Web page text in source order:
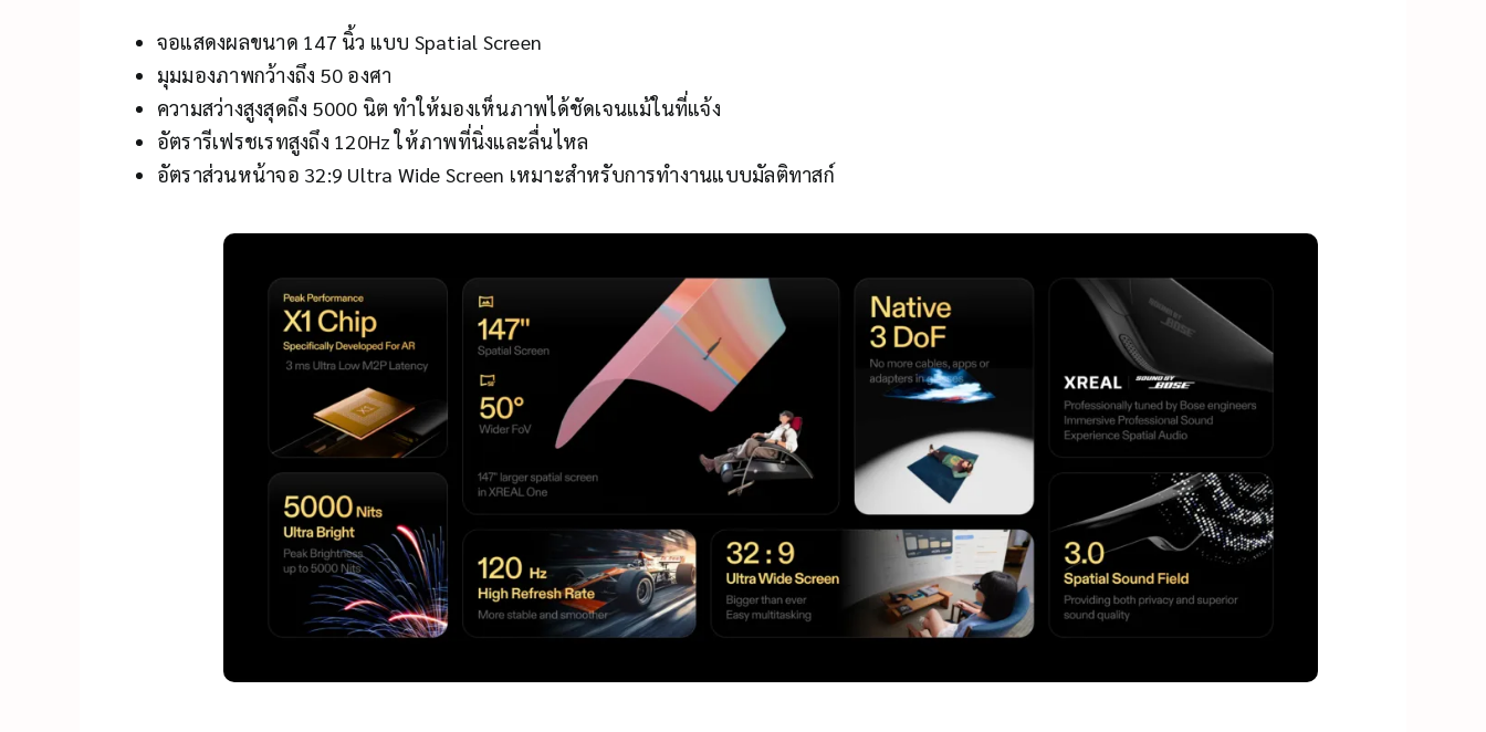
จอแสดงผลขนาด 147 นิ้ว แบบ Spatial Screen
มุมมองภาพกว้างถึง 50 องศา
ความสว่างสูงสุดถึง 5000 นิต ทำให้มองเห็นภาพได้ชัดเจนแม้ในที่แจ้ง
อัตรารีเฟรชเรทสูงถึง 120Hz ให้ภาพที่นิ่งและลื่นไหล
อัตราส่วนหน้าจอ 32:9 Ultra Wide Screen เหมาะสำหรับการทำงานแบบมัลติทาสก์